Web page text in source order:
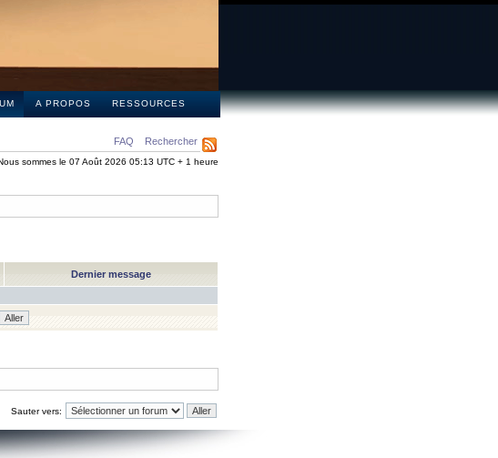
A PROPOS RESSOURCES
FAQ Rechercher
sommes le 07 Août 2026 05:13 UTC + 1 heure
Dernier message
Sauter vers: